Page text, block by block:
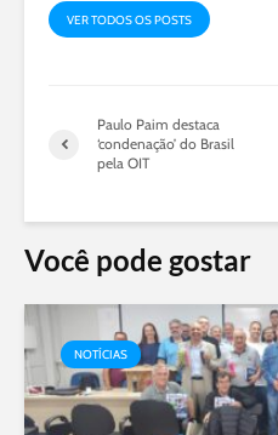
VER TODOS OS POSTS
Paulo Paim destaca
‘condenação’ do Brasil
pela OIT
Você pode gostar
NOTÍCIAS